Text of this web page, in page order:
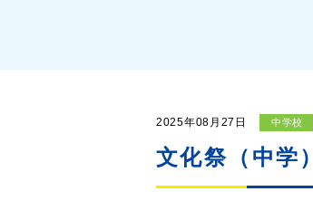
2025年08月27日 中学校
文化祭（中学）